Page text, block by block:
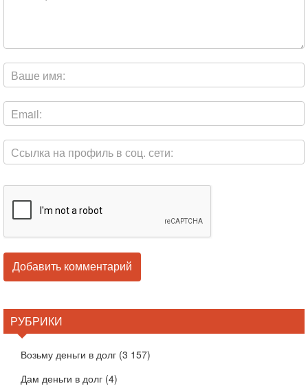
РУБРИКИ
Возьму деньги в долг (3 157)
Дам деньги в долг (4)